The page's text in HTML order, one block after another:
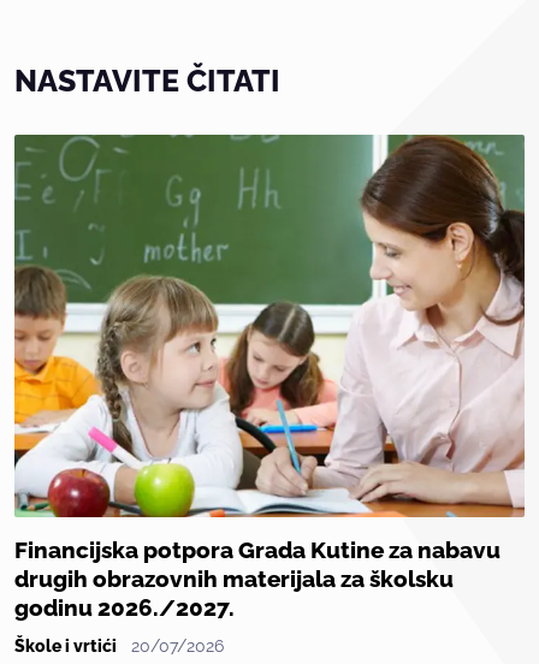
NASTAVITE ČITATI
Financijska potpora Grada Kutine za nabavu
drugih obrazovnih materijala za školsku
godinu 2026./2027.
Škole i vrtići 20/07/2026